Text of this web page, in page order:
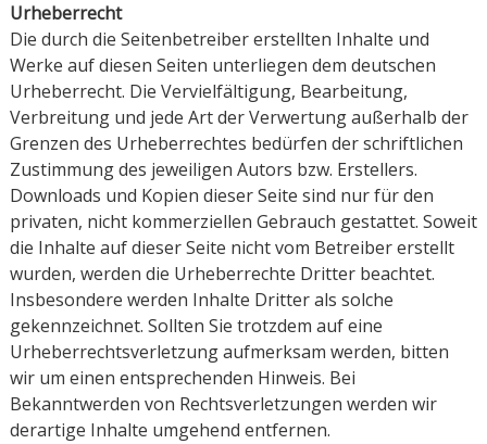
Urheberrecht
Die durch die Seitenbetreiber erstellten Inhalte und
Werke auf diesen Seiten unterliegen dem deutschen
Urheberrecht. Die Vervielfältigung, Bearbeitung,
Verbreitung und jede Art der Verwertung außerhalb der
Grenzen des Urheberrechtes bedürfen der schriftlichen
Zustimmung des jeweiligen Autors bzw. Erstellers.
Downloads und Kopien dieser Seite sind nur für den
privaten, nicht kommerziellen Gebrauch gestattet. Soweit
die Inhalte auf dieser Seite nicht vom Betreiber erstellt
wurden, werden die Urheberrechte Dritter beachtet.
Insbesondere werden Inhalte Dritter als solche
gekennzeichnet. Sollten Sie trotzdem auf eine
Urheberrechtsverletzung aufmerksam werden, bitten
wir um einen entsprechenden Hinweis. Bei
Bekanntwerden von Rechtsverletzungen werden wir
derartige Inhalte umgehend entfernen.